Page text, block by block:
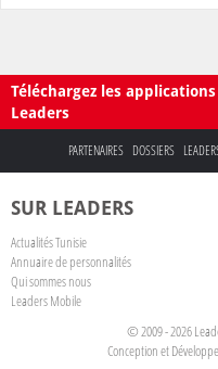
Téléchargez les applications
Leaders
PARTENAIRES DOSSIERS
SUR LEADERS
Actualités Tunisie
Annuaire de personnalités
Qui sommes nous
Leaders Mobile
© 2009 - 2026
Conception et